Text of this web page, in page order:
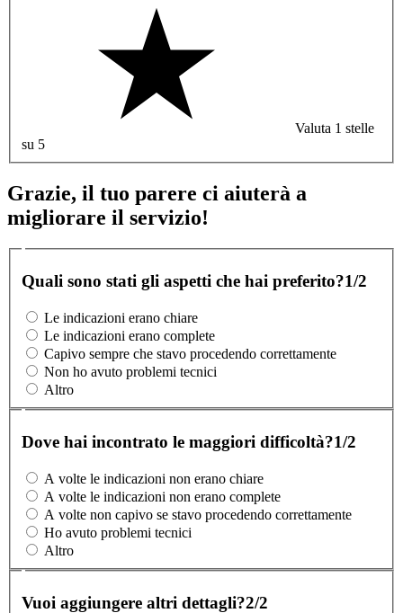
Valuta 1 stelle
su 5
Grazie, il tuo parere ci aiuterà a
migliorare il servizio!
Quali sono stati gli aspetti che hai preferito?1/2
Le indicazioni erano chiare
Le indicazioni erano complete
Capivo sempre che stavo procedendo correttamente
Non ho avuto problemi tecnici
Altro
Dove hai incontrato le maggiori difficoltà?1/2
A volte le indicazioni non erano chiare
A volte le indicazioni non erano complete
A volte non capivo se stavo procedendo correttamente
Ho avuto problemi tecnici
Altro
Vuoi aggiungere altri dettagli?2/2